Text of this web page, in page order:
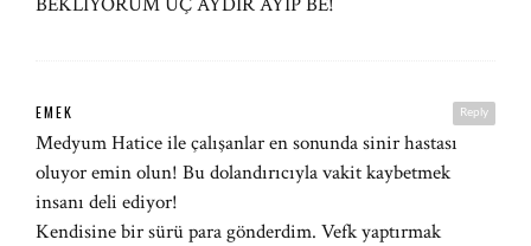
Reply
EMEK
Medyum Hatice ile çalışanlar en sonunda sinir hastası
oluyor emin olun! Bu dolandırıcıyla vakit kaybetmek
insanı deli ediyor!
Kendisine bir sürü para gönderdim. Vefk yaptırmak